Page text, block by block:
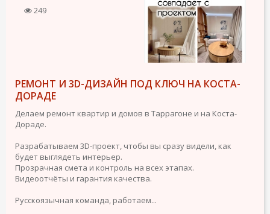
249
РЕМОНТ И 3D-ДИЗАЙН ПОД КЛЮЧ НА КОСТА-
ДОРАДЕ
Делаем ремонт квартир и домов в Таррагоне и на Коста-
Дораде.
Разрабатываем 3D-проект, чтобы вы сразу видели, как
будет выглядеть интерьер.
Прозрачная смета и контроль на всех этапах.
Видеоотчёты и гарантия качества.
Русскоязычная команда, работаем...